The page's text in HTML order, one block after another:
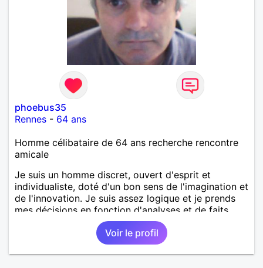
phoebus35
Rennes - 64 ans
Homme célibataire de 64 ans recherche rencontre
amicale
Je suis un homme discret, ouvert d'esprit et
individualiste, doté d'un bon sens de l'imagination et
de l'innovation. Je suis assez logique et je prends
mes décisions en fonction d'analyses et de faits
rationnels. Je suis honnête, franc, objectif et
impartial. Je peux passer énormément de temps à
comprendre quelque chose qui m'intéresse et j'aime
en parler aux autres. Même s'il m'en coûte un peu
Voir le profil